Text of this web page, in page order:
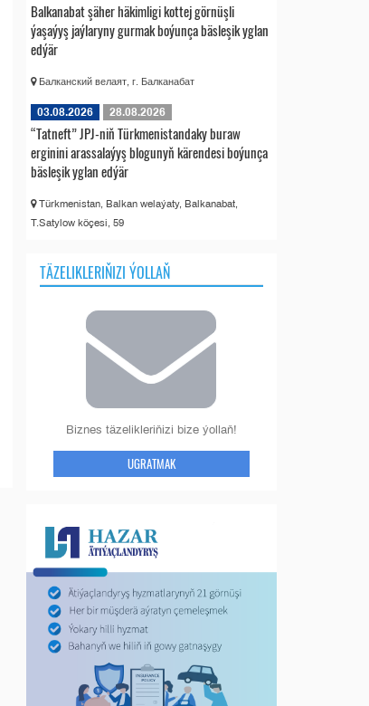
Balkanabat şäher häkimligi kottej görnüşli
ýaşaýyş jaýlaryny gurmak boýunça bäsleşik yglan
edýär
Балканский велаят, г. Балканабат
03.08.2026 28.08.2026
“Tatneft” JPJ-niň Türkmenistandaky buraw
erginini arassalaýyş blogunyň kärendesi boýunça
bäsleşik yglan edýär
Türkmenistan, Balkan welaýaty, Balkanabat,
T.Satylow köçesi, 59
TÄZELIKLERIŇIZI ÝOLLAŇ
Biznes täzelikleriňizi bize ýollaň!
UGRATMAK